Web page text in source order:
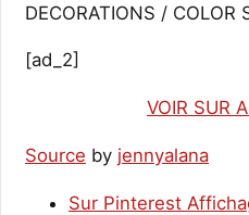
DECORATIONS / COLOR
[ad_2]
VOIR SUR
Source by jennyalana
Sur Pinterest